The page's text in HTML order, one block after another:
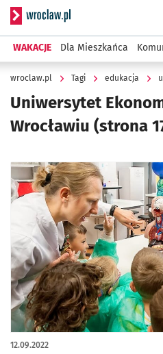
Serwis
WAKACJE Dla Mieszkańca
wroclaw.pl Tagi edukacja
Uniwersytet
Wrocławiu (strona
12.09.2022